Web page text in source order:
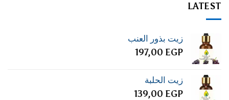
LATEST
زيت بذور العنب
197,00 EGP
زيت الحلبة
139,00 EGP